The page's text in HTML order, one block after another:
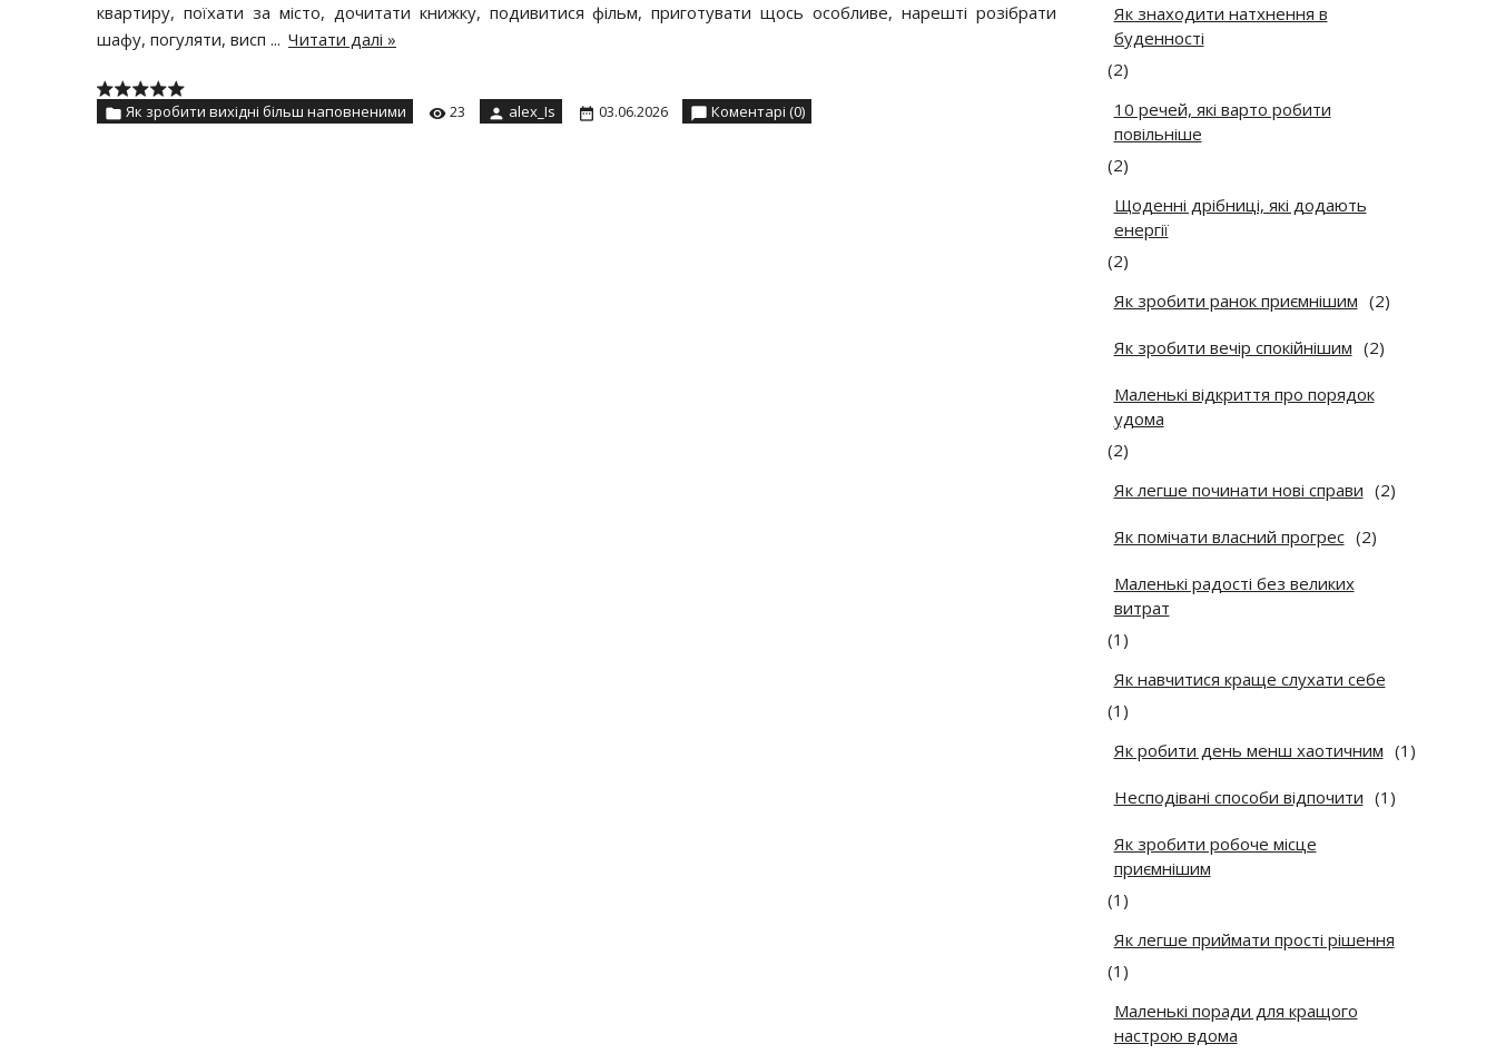
квартиру, поїхати за місто, дочитати книжку, подивитися фільм, приготувати щось особливе, нарешті розібрати
шафу, погуляти, висп ... Читати далі »
Як зробити вихідні більш наповненими 23 alex_Is 03.06.2026 Коментарі (0)
Як знаходити натхнення в
буденності
(2)
10 речей, які варто робити
повільніше
(2)
Щоденні дрібниці, які додають
енергії
(2)
Як зробити ранок приємнішим (2)
Як зробити вечір спокійнішим (2)
Маленькі відкриття про порядок
удома
(2)
Як легше починати нові справи (2)
Як помічати власний прогрес (2)
Маленькі радості без великих
витрат
(1)
Як навчитися краще слухати себе
(1)
Як робити день менш хаотичним (1)
Несподівані способи відпочити (1)
Як зробити робоче місце
приємнішим
(1)
Як легше приймати прості рішення
(1)
Маленькі поради для кращого
настрою вдома